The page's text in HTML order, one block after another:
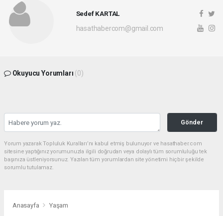
Sedef KARTAL
hasathabercom@gmail.com
Okuyucu Yorumları (0)
Gönder
Yorum yazarak Topluluk Kuralları’nı kabul etmiş bulunuyor ve hasathaber.com
sitesine yaptığınız yorumunuzla ilgili doğrudan veya dolaylı tüm sorumluluğu tek
başınıza üstleniyorsunuz. Yazılan tüm yorumlardan site yönetimi hiçbir şekilde
sorumlu tutulamaz.
Anasayfa Yaşam